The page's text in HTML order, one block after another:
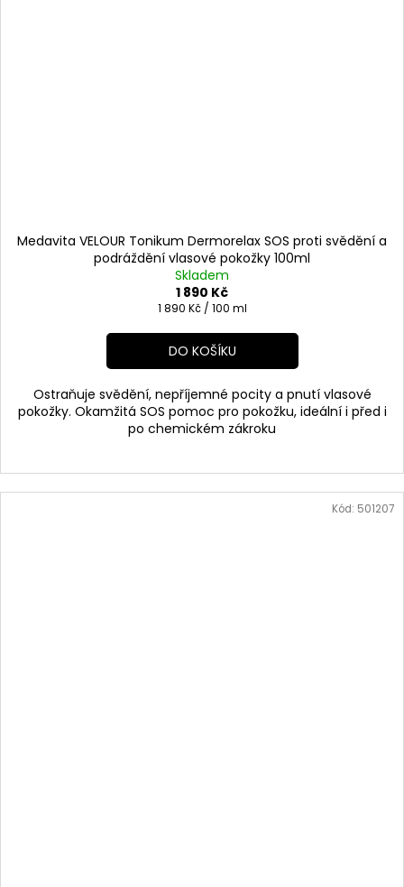
Medavita VELOUR Tonikum Dermorelax SOS proti svědění a
podráždění vlasové pokožky 100ml
Skladem
1 890 Kč
Měrná
1 890 Kč / 100 ml
DO KOŠÍKU
Ostraňuje svědění, nepříjemné pocity a pnutí vlasové
pokožky. Okamžitá SOS pomoc pro pokožku, ideální i před i
po chemickém zákroku
Kód: 501207